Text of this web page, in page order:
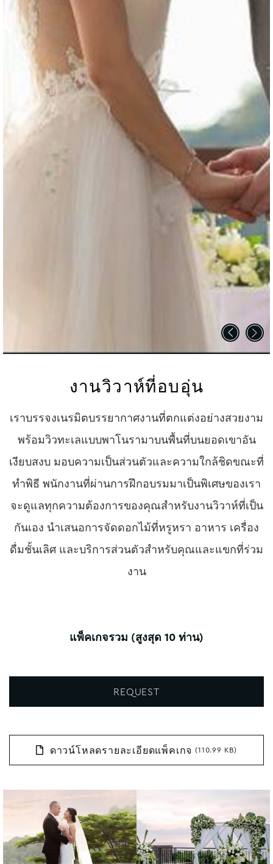
งานวิวาห์ที่อบอุ่น
เราบรรจงเนรมิตบรรยากาศงานที่ตกแต่งอย่างสวยงาม
พร้อมวิวทะเลแบบพาโนรามาบนพื้นที่บนยอดเขาอัน
เงียบสงบ มอบความเป็นส่วนตัวและความใกล้ชิดขณะที่
ทำพิธี พนักงานที่ผ่านการฝึกอบรมมาเป็นพิเศษของเรา
จะดูแลทุกความต้องการของคุณสำหรับงานวิวาห์ที่เป็น
กันเอง นำเสนอการจัดดอกไม้ที่หรูหรา อาหาร เครื่อง
ดื่มชั้นเลิศ และบริการส่วนตัวสำหรับคุณและแขกที่ร่วม
งาน
แพ็คเกจรวม (สูงสุด 10 ท่าน)
REQUEST
ดาวน์โหลดรายละเอียดแพ็คเกจ (110.99 KB)